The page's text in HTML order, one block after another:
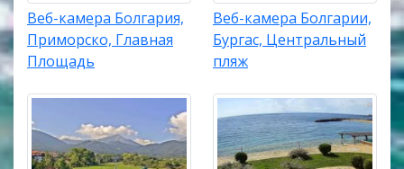
Веб-камера Болгария,
Приморско, Главная
Площадь
Веб-камера Болгарии,
Бургас, Центральный
пляж